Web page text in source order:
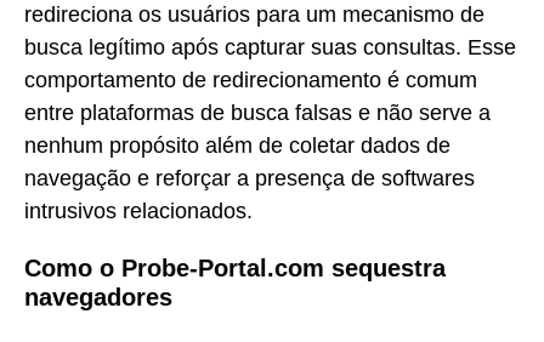
redireciona os usuários para um mecanismo de
busca legítimo após capturar suas consultas. Esse
comportamento de redirecionamento é comum
entre plataformas de busca falsas e não serve a
nenhum propósito além de coletar dados de
navegação e reforçar a presença de softwares
intrusivos relacionados.
Como o Probe-Portal.com sequestra
navegadores